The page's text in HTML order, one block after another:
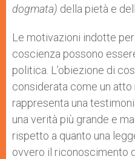
dogmata) della pietà e
Le motivazioni indotte
coscienza possono
politica. L’obiezione di
considerata come un atto
rappresenta una
una verità più grande e
rispetto a quanto una
ovvero il riconoscimento